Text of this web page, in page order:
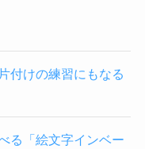
付けの練習にもなる
る「絵文字インベー